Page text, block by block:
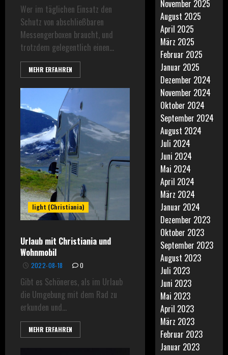
Wer im täglichen Einsatz den
Schutz von abschließbaren
Messengerboxen braucht, und
trotzdem gelegentlich einen...
MEHR ERFAHREN
light (Christiania)
Urlaub mit Christiania und
Wohnmobil
2022-08-18 0
Gibt es Schöneres, als im Urlaub
die Umgebung mit dem Rad zu
erkunden und...
MEHR ERFAHREN
November 2025
August 2025
April 2025
März 2025
Februar 2025
Januar 2025
Dezember 2024
November 2024
Oktober 2024
September 2024
August 2024
Juli 2024
Juni 2024
Mai 2024
April 2024
März 2024
Januar 2024
Dezember 2023
Oktober 2023
September 2023
August 2023
Juli 2023
Juni 2023
Mai 2023
April 2023
März 2023
Februar 2023
Januar 2023